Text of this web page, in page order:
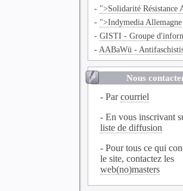
- ">Solidarité Résistance
- ">Indymedia Allemagne
-GISTI - Groupe
- AABaWü -
Nous
- Parcourriel
- En vous inscrivant
liste de diffusion
- Pour tous ce qui
le site, contactez les
web(no)masters